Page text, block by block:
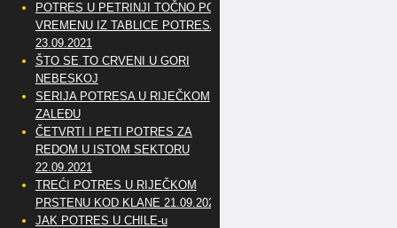
POTRES U PETRINJI TOČNO PO
VREMENU IZ TABLICE POTRESA
23.09.2021
ŠTO SE TO CRVENI U GORI
NEBESKOJ
SERIJA POTRESA U RIJEČKOM
ZALEĐU
ČETVRTI I PETI POTRES ZA
REDOM U ISTOM SEKTORU
22.09.2021
TREĆI POTRES U RIJEČKOM
PRSTENU KOD KLANE 21.09.2021
JAK POTRES U CHILE-u